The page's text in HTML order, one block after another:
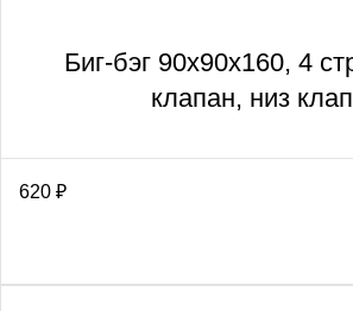
Биг-бэг 90х90х160, 4
клапан, низ
620 ₽